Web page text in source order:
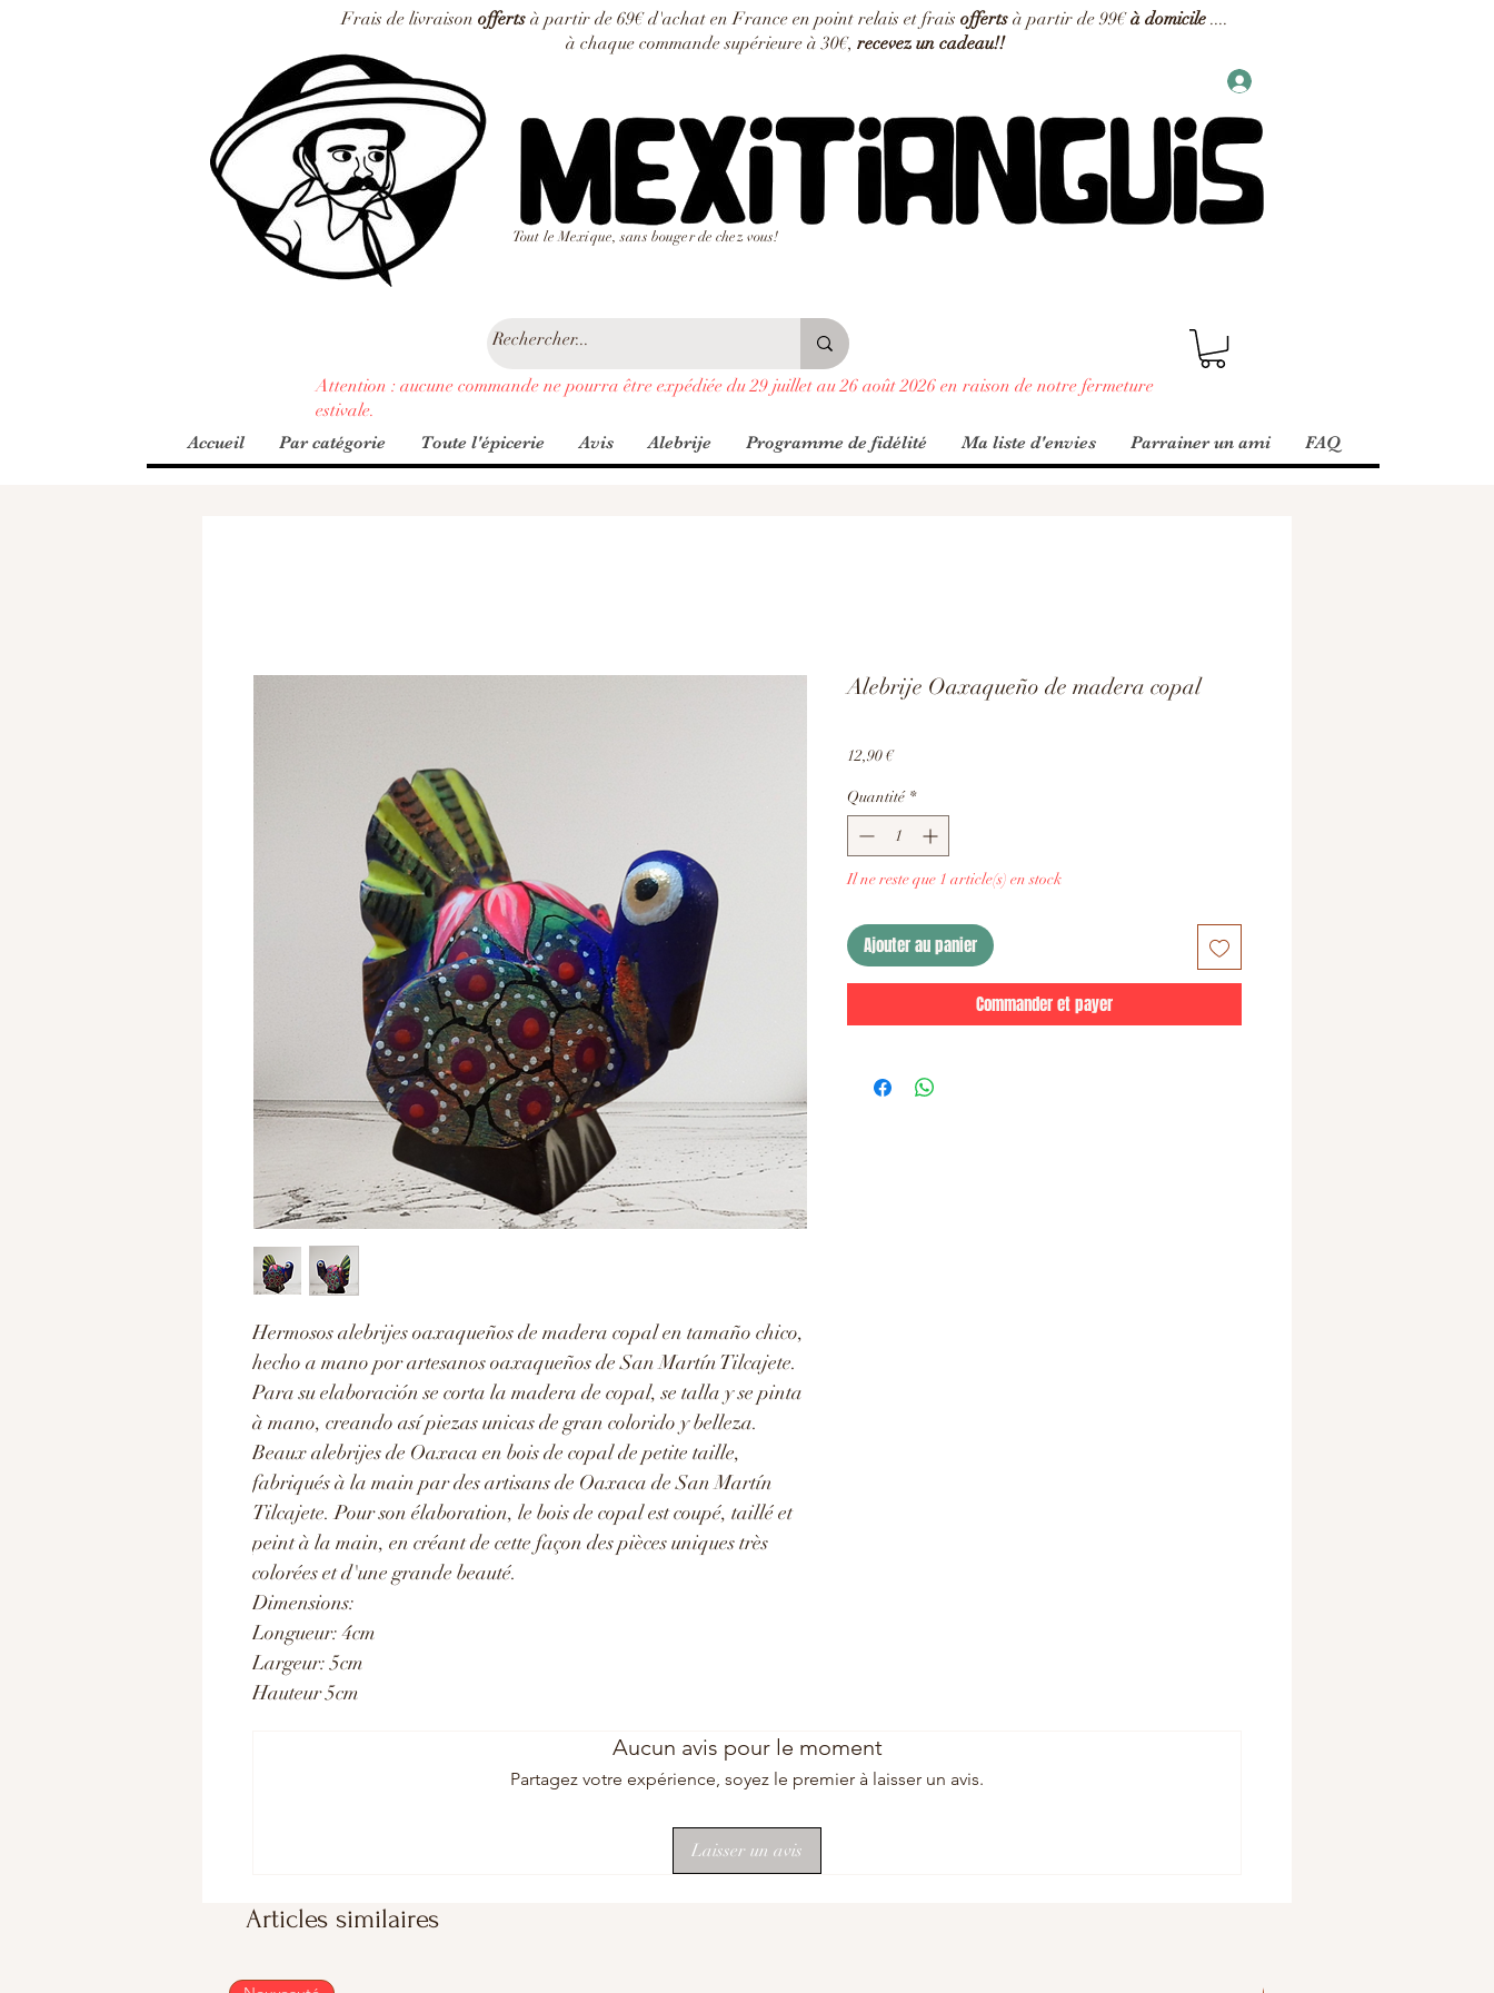
Tout le Mexique, sans bouger de chez vous!
Frais de livraison offerts à partir de 69€ d'achat en France en point relais et frais offerts à partir de 99€à domicile ....
à chaque commande supérieure à 30€, recevez un cadeau!!
Attention : aucune commande ne pourra être expédiée du 29 juillet au 26 août 2026 en raison de notre fermeture
estivale.
Accueil Par catégorie Toute l'épicerie Avis Alebrije Programme de fidélité Ma liste d'envies Parrainer un ami FAQ
Hermosos alebrijes oaxaqueños de madera copal en tamaño chico,
hecho a mano por artesanos oaxaqueños de San Martín Tilcajete.
Para su elaboración se corta la madera de copal, se talla y se pinta
à mano, creando así piezas unicas de gran colorido y belleza.
Beaux alebrijes de Oaxaca en bois de copal de petite taille,
fabriqués à la main par des artisans de Oaxaca de San Martín
Tilcajete. Pour son élaboration, le bois de copal est coupé, taillé et
peint à la main, en créant de cette façon des pièces uniques très
colorées et d'une grande beauté.
Dimensions:
Longueur: 4cm
Largeur: 5cm
Hauteur 5cm
Alebrije Oaxaqueño de madera copal
12,90 €Prix
Quantité *
Il ne reste que 1 article(s) en stock
Ajouter au panier
Commander et payer
Aucun avis pour le moment
Partagez votre expérience, soyez le premier à laisser un avis.
Laisser un avis
Articles similaires